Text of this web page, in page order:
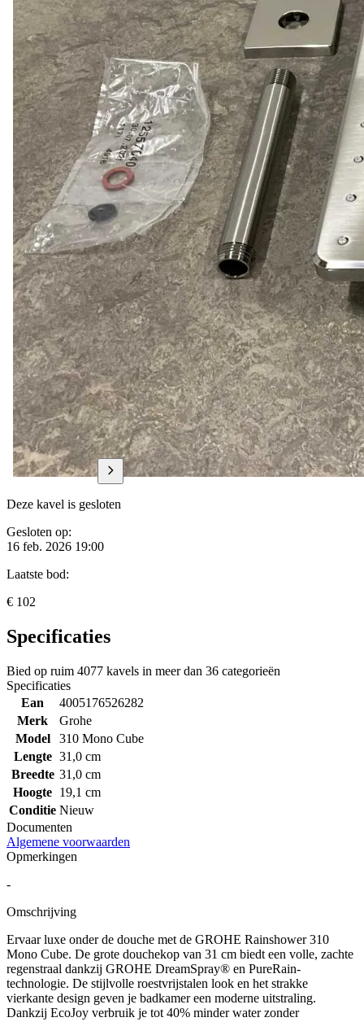
Deze kavel is gesloten
Gesloten op:
16 feb. 2026 19:00
Laatste bod:
€ 102
Specificaties
Bied op ruim 4077 kavels in meer dan 36 categorieën
Specificaties
Ean
4005176526282
Merk
Grohe
Model
310 Mono Cube
Lengte 31,0 cm
Breedte 31,0 cm
Hoogte 19,1 cm
Conditie Nieuw
Documenten
Algemene voorwaarden
Opmerkingen
-
Omschrijving
Ervaar luxe onder de douche met de GROHE Rainshower 310
Mono Cube. De grote douchekop van 31 cm biedt een volle, zachte
regenstraal dankzij GROHE DreamSpray® en PureRain-
technologie. De stijlvolle roestvrijstalen look en het strakke
vierkante design geven je badkamer een moderne uitstraling.
Dankzij EcoJoy verbruik je tot 40% minder water zonder